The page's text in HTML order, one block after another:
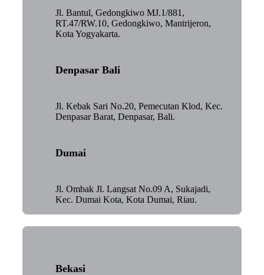
Jl. Bantul, Gedongkiwo MJ.1/881,
RT.47/RW.10, Gedongkiwo, Mantrijeron,
Kota Yogyakarta.
Denpasar Bali
Jl. Kebak Sari No.20, Pemecutan Klod, Kec.
Denpasar Barat, Denpasar, Bali.
Dumai
Jl. Ombak Jl. Langsat No.09 A, Sukajadi,
Kec. Dumai Kota, Kota Dumai, Riau.
Bekasi